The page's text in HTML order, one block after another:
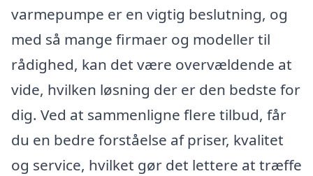
varmepumpe er en vigtig beslutning, og
med så mange firmaer og modeller til
rådighed, kan det være overvældende at
vide, hvilken løsning der er den bedste for
dig. Ved at sammenligne flere tilbud, får
du en bedre forståelse af priser, kvalitet
og service, hvilket gør det lettere at træffe